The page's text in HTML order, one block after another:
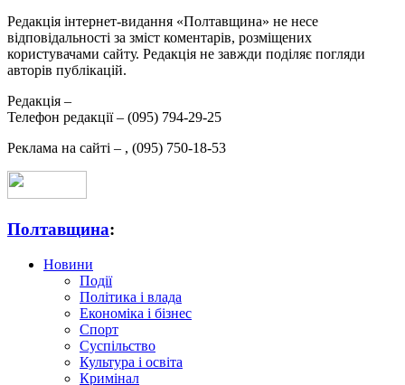
Редакція інтернет-видання «Полтавщина» не несе
відповідальності за зміст коментарів, розміщених
користувачами сайту. Редакція не завжди поділяє погляди
авторів публікацій.
Редакція –
Телефон редакції – (095) 794-29-25
Реклама на сайті – , (095) 750-18-53
Полтавщина:
Новини
Події
Політика і влада
Економіка і бізнес
Спорт
Суспільство
Культура і освіта
Кримінал